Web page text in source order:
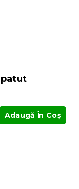
Adaugă În Coş